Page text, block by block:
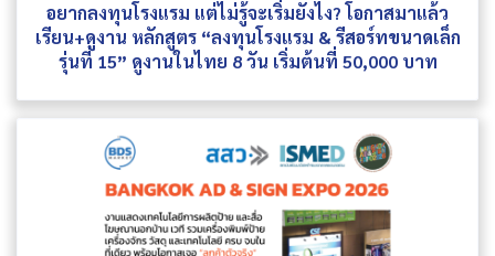
อยากลงทุนโรงแรม แต่ไม่รู้จะเริ่มยังไง? โอกาสมาแล้ว
เรียน+ดูงาน หลักสูตร “ลงทุนโรงแรม & รีสอร์ทขนาดเล็ก
รุ่นที่ 15” ดูงานในไทย 8 วัน เริ่มต้นที่ 50,000 บาท